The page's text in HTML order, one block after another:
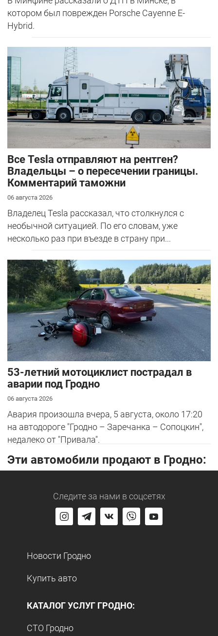
котором был поврежден Porsche Cayenne E-
Hybrid.
Все Tesla отправляют на рентген?
Владельцы – о пересечении границы.
Комментарий таможни
06 августа 2026
Владелец Tesla рассказал, что столкнулся с
необычной ситуацией. По его словам, уже
несколько раз при въезде в страну при...
53-летний мотоциклист пострадал в
аварии под Гродно
06 августа 2026
Авария произошла вчера, 5 августа, около 17:20
на автодороге "Гродно – Заречанка – Сопоцкин",
недалеко от "Привала".
Эти автомобили продают в Гродно:
Следите за нами в соцсетях
Новости Гродно
Купить авто
КАТАЛОГ УСЛУГ ГРОДНО:
СТО Гродно